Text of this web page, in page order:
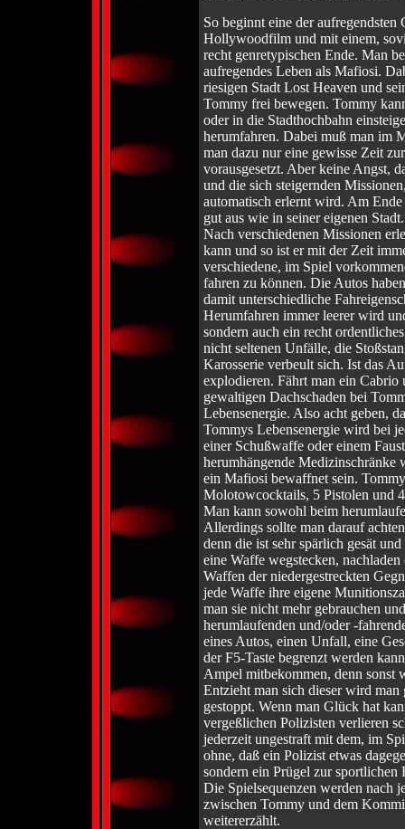
So beginnt eine der
Hollywoodfilm und mit einem,
recht genretypischen Ende. Man
aufregendes Leben als Mafiosi.
riesigen Stadt Lost Heaven und
Tommy frei bewegen. Tommy
oder in die Stadthochbahn
herumfahren. Dabei muß man im
man dazu nur eine gewisse Zeit
vorausgesetzt. Aber keine Angst,
und die sich steigernden
automatisch erlernt wird. Am
gut aus wie in seiner eigenen Stadt.
Nach verschiedenen Missionen
kann und so ist er mit der Zeit
verschiedene, im Spiel
fahren zu können. Die Autos
damit unterschiedliche
Herumfahren immer leerer wird
sondern auch ein recht
nicht seltenen Unfälle, die
Karosserie verbeult sich. Ist das
explodieren. Fährt man ein Cabrio
gewaltigen Dachschaden bei
Lebensenergie. Also acht geben,
Tommys Lebensenergie wird bei
einer Schußwaffe oder einem
herumhängende Medizinschränke
ein Mafiosi bewaffnet sein.
Molotowcocktails, 5 Pistolen und
Man kann sowohl beim
Allerdings sollte man darauf
denn die ist sehr spärlich gesät
eine Waffe wegstecken,
Waffen der niedergestreckten
jede Waffe ihre eigene
man sie nicht mehr gebrauchen
herumlaufenden und/oder -
eines Autos, einen Unfall, eine
der F5-Taste begrenzt werden
Ampel mitbekommen, denn sonst
Entzieht man sich dieser wird
gestoppt. Wenn man Glück hat
vergeßlichen Polizisten verlieren
jederzeit ungestraft mit dem, im
ohne, daß ein Polizist etwas
sondern ein Prügel zur sportlichen
Die Spielsequenzen werden nach
zwischen Tommy und dem
weitererzählt.